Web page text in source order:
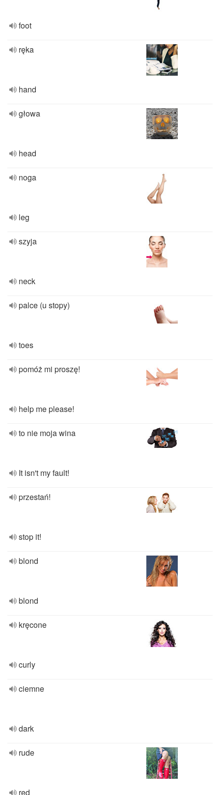
foot
ręka
hand
głowa
head
noga
leg
szyja
neck
palce (u stopy)
toes
pomóż mi proszę!
help me please!
to nie moja wina
It isn't my fault!
przestań!
stop it!
blond
blond
kręcone
curly
ciemne
dark
rude
red